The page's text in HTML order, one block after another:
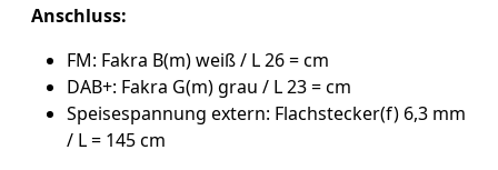
Anschluss:
FM: Fakra B(m) weiß / L 26 = cm
DAB+: Fakra G(m) grau / L 23 = cm
Speisespannung extern: Flachstecker(f) 6,3 mm
/ L = 145 cm